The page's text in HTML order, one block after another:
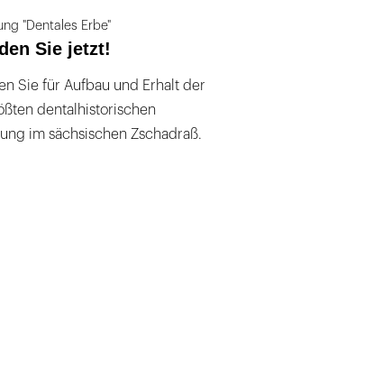
"Dentales Erbe"
Sie jetzt!
Sie für Aufbau und Erhalt der
dentalhistorischen
im sächsischen Zschadraß.